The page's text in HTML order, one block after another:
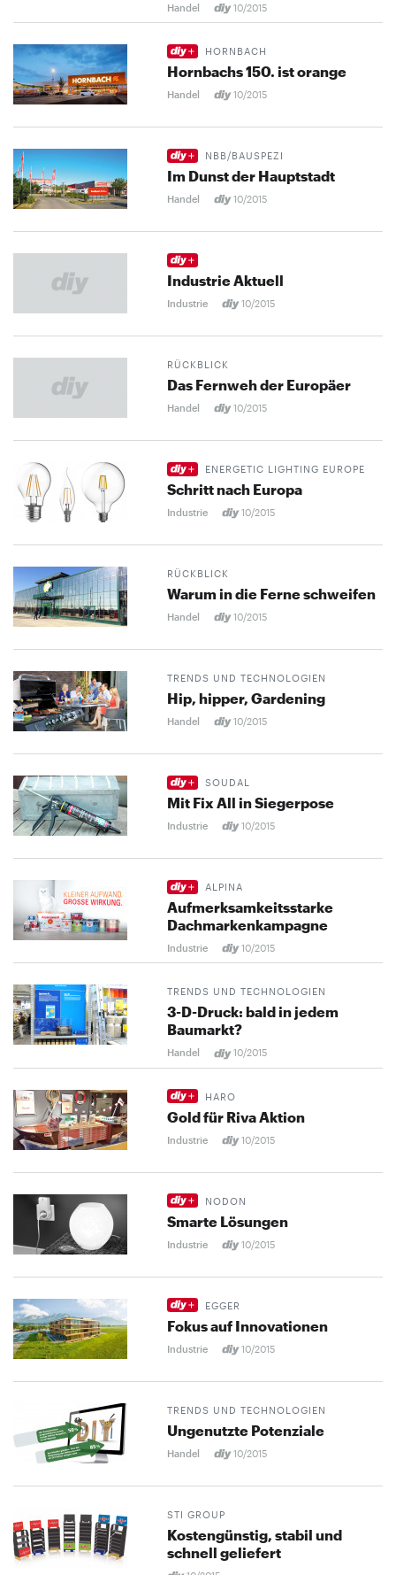
Handel 10/2015
HORNBACH
Hornbachs 150. ist orange
Handel 10/2015
NBB/BAUSPEZI
Im Dunst der Hauptstadt
Handel 10/2015
Industrie Aktuell
Industrie 10/2015
RÜCKBLICK
Das Fernweh der Europäer
Handel 10/2015
ENERGETIC LIGHTING EUROPE
Schritt nach Europa
Industrie 10/2015
RÜCKBLICK
Warum in die Ferne schweifen
Handel 10/2015
TRENDS UND TECHNOLOGIEN
Hip, hipper, Gardening
Handel 10/2015
SOUDAL
Mit Fix All in Siegerpose
Industrie 10/2015
ALPINA
Aufmerksamkeitsstarke
Dachmarkenkampagne
Industrie 10/2015
TRENDS UND TECHNOLOGIEN
3-D-Druck: bald in jedem
Baumarkt?
Handel 10/2015
HARO
Gold für Riva Aktion
Industrie 10/2015
NODON
Smarte Lösungen
Industrie 10/2015
EGGER
Fokus auf Innovationen
Industrie 10/2015
TRENDS UND TECHNOLOGIEN
Ungenutzte Potenziale
Handel 10/2015
STI GROUP
Kostengünstig, stabil und
schnell geliefert